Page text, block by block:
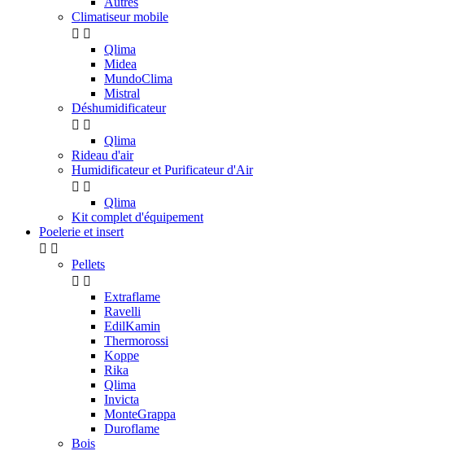
Climatiseur mobile
 
Qlima
Midea
MundoClima
Mistral
Déshumidificateur
 
Qlima
Rideau d'air
Humidificateur et Purificateur d'Air
 
Qlima
Kit complet d'équipement
Poelerie et insert
 
Pellets
 
Extraflame
Ravelli
EdilKamin
Thermorossi
Koppe
Rika
Qlima
Invicta
MonteGrappa
Duroflame
Bois